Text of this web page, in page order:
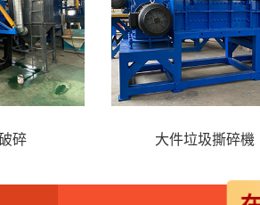
碎 大件垃圾撕碎機